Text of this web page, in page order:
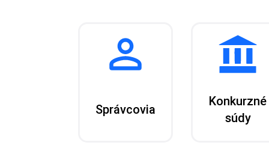
Správcovia
Konkurzné
súdy